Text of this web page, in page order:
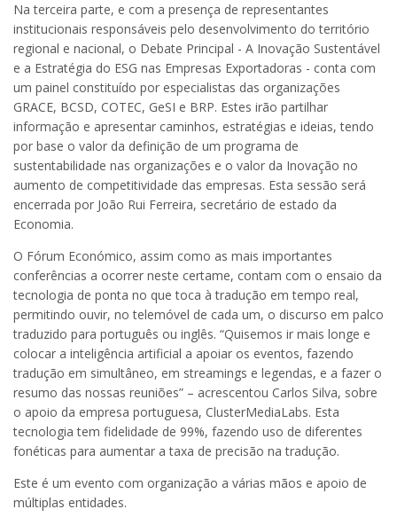
Na terceira parte, e com a presença de representantes
institucionais responsáveis pelo desenvolvimento do território
regional e nacional, o Debate Principal - A Inovação Sustentável
e a Estratégia do ESG nas Empresas Exportadoras - conta com
um painel constituído por especialistas das organizações
GRACE, BCSD, COTEC, GeSI e BRP. Estes irão partilhar
informação e apresentar caminhos, estratégias e ideias, tendo
por base o valor da definição de um programa de
sustentabilidade nas organizações e o valor da Inovação no
aumento de competitividade das empresas. Esta sessão será
encerrada por João Rui Ferreira, secretário de estado da
Economia.
O Fórum Económico, assim como as mais importantes
conferências a ocorrer neste certame, contam com o ensaio da
tecnologia de ponta no que toca à tradução em tempo real,
permitindo ouvir, no telemóvel de cada um, o discurso em palco
traduzido para português ou inglês. “Quisemos ir mais longe e
colocar a inteligência artificial a apoiar os eventos, fazendo
tradução em simultâneo, em streamings e legendas, e a fazer o
resumo das nossas reuniões” – acrescentou Carlos Silva, sobre
o apoio da empresa portuguesa, ClusterMediaLabs. Esta
tecnologia tem fidelidade de 99%, fazendo uso de diferentes
fonéticas para aumentar a taxa de precisão na tradução.
Este é um evento com organização a várias mãos e apoio de
múltiplas entidades.